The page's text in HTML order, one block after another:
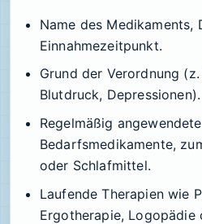
Name des Medikaments,
Einnahmezeitpunkt.
Grund der Verordnung
Blutdruck, Depressionen).
Regelmäßig angewendete
Bedarfsmedikamente,
oder Schlafmittel.
Laufende Therapien wie
Ergotherapie, Logopädie